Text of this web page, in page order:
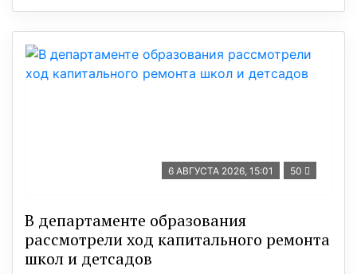
6 АВГУСТА 2026, 15:01 50
В департаменте образования
рассмотрели ход капитального ремонта
школ и детсадов